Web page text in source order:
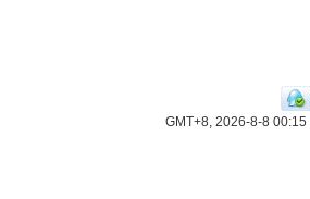
GMT+8, 2026-8-8 00:15